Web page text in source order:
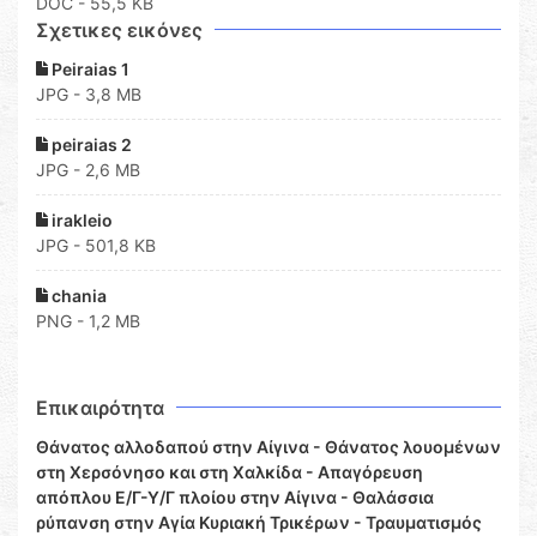
Σχετικες εικόνες
Peiraias 1
JPG - 3,8 MB
peiraias 2
JPG - 2,6 MB
irakleio
JPG - 501,8 KB
chania
PNG - 1,2 MB
Επικαιρότητα
Θάνατος αλλοδαπού στην Αίγινα - Θάνατος λουομένων
στη Χερσόνησο και στη Χαλκίδα - Απαγόρευση
απόπλου Ε/Γ-Υ/Γ πλοίου στην Αίγινα - Θαλάσσια
ρύπανση στην Αγία Κυριακή Τρικέρων - Τραυματισμός